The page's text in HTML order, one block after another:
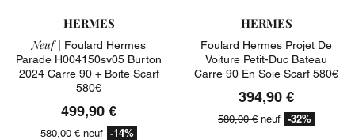
HERMES
Neuf | Foulard Hermes
Parade H004150sv05 Burton
2024 Carre 90 + Boite Scarf
580€
499,90 €
580,00 € neuf -14%
HERMES
Foulard Hermes Projet De
Voiture Petit-Duc Bateau
Carre 90 En Soie Scarf 580€
394,90 €
580,00 € neuf -32%